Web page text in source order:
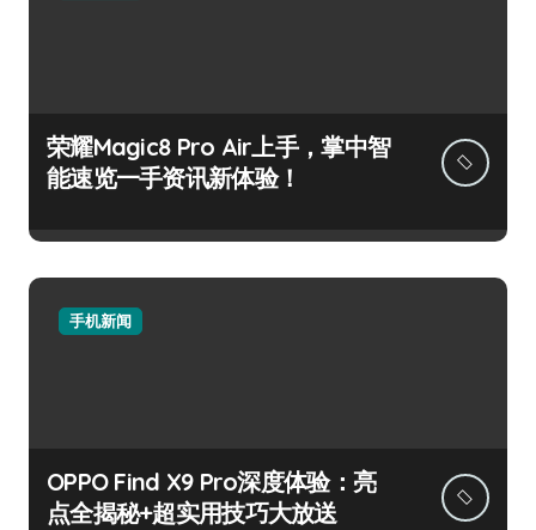
荣耀Magic8 Pro Air上手，掌中智
能速览一手资讯新体验！
手机新闻
OPPO Find X9 Pro深度体验：亮
点全揭秘+超实用技巧大放送